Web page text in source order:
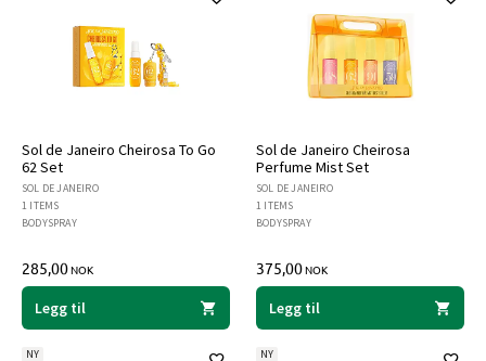
Sol de Janeiro Cheirosa To Go
62 Set
SOL DE JANEIRO
1 ITEMS
BODYSPRAY
285,00NOK
Legg til
Sol de Janeiro Cheirosa
Perfume Mist Set
SOL DE JANEIRO
1 ITEMS
BODYSPRAY
375,00NOK
Legg til
NY NY